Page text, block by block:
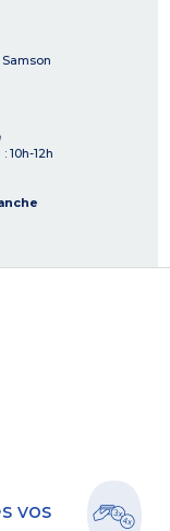
: 10h-12h
vos